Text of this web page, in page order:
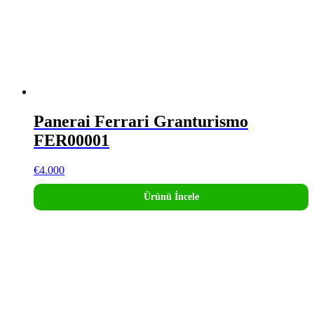
Panerai Ferrari Granturismo
FER00001
€4.000
Ürünü İncele